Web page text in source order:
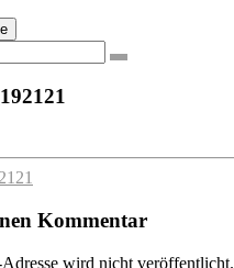
Search
Kommentar
wird nicht veröffentlicht.